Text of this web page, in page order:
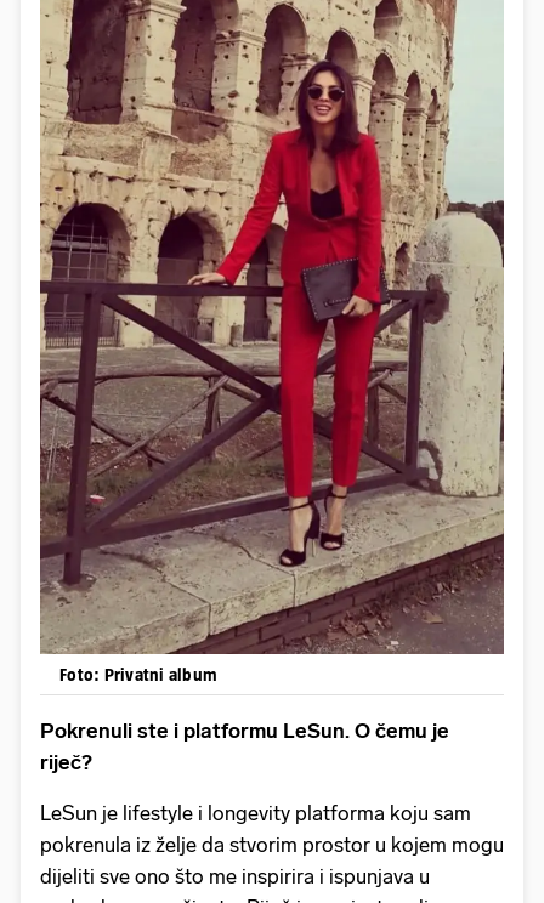
Foto: Privatni album
Pokrenuli ste i platformu LeSun. O čemu je
riječ?
LeSun je lifestyle i longevity platforma koju sam
pokrenula iz želje da stvorim prostor u kojem mogu
dijeliti sve ono što me inspirira i ispunjava u